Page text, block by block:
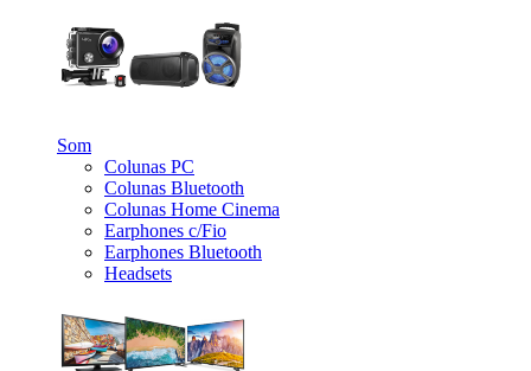
Som
Colunas PC
Colunas Bluetooth
Colunas Home Cinema
Earphones c/Fio
Earphones Bluetooth
Headsets